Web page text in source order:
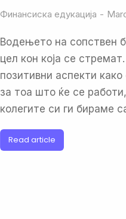
Финансиска едукација
Водењето на сопствен
цел кон која се
позитивни аспекти
за тоа што ќе се
колегите си ги бираме
Read article